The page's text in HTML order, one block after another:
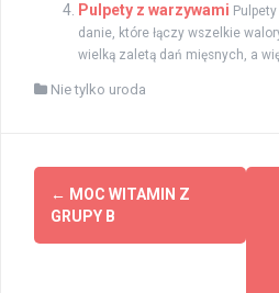
Pulpety z warzywami
danie, które łączy wszelkie
wielką zaletą dań mięsnych, a
Nie tylko uroda
Zobacz
wpisy
← MOC WITAMIN Z
GRUPY B